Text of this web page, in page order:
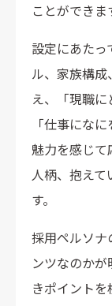
ことができま
設定にあた
ル、家族構
え、「現職に
「仕事にな
魅力を感じ
人柄、抱えて
す。
採用ペルソナ
ンツなのか
きポイントを